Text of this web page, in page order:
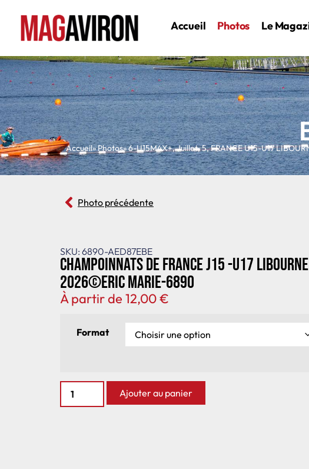
Accueil Photos Le
Accueil» Photos»6-U15M4X+,Juillet,5,FRANCE U15-U17
Photo précédente
SKU: 6890-AED87EBE
Champoinnats de France J15 -U17 Libourne
2026©Eric Marie-6890
À partir de 12,00€
Format
Ajouter au panier